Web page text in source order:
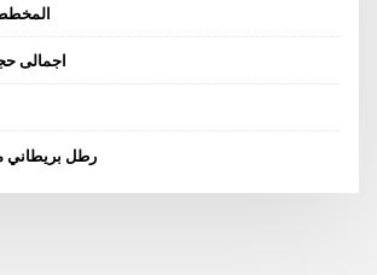
اجمالى
رطل بريطاني